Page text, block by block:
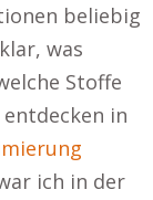
beliebig
was
Stoffe
in
ich in der